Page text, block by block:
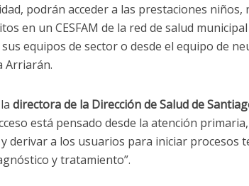
podrán acceder a las prestaciones
en un CESFAM de la red de salud
equipos de sector o desde el equipo de
Arriarán.
directora de la Dirección de Salud de
está pensado desde la atención
derivar a los usuarios para iniciar procesos
y tratamiento”.